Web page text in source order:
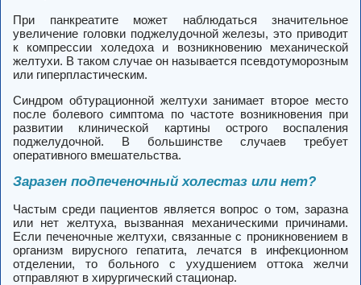
При панкреатите может наблюдаться значительное
увеличение головки поджелудочной железы, это приводит
к компрессии холедоха и возникновению механической
желтухи. В таком случае он называется псевдотуморозным
или гиперпластическим.
Синдром обтурационной желтухи занимает второе место
после болевого симптома по частоте возникновения при
развитии клинической картины острого воспаления
поджелудочной. В большинстве случаев требует
оперативного вмешательства.
Заразен подпеченочный холестаз или нет?
Частым среди пациентов является вопрос о том, заразна
или нет желтуха, вызванная механическими причинами.
Если печеночные желтухи, связанные с проникновением в
организм вирусного гепатита, лечатся в инфекционном
отделении, то больного с ухудшением оттока желчи
отправляют в хирургический стационар.